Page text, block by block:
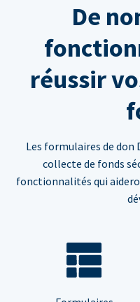
De
réussir
Les formulaires de don
collecte de fonds
fonctionnalités qui